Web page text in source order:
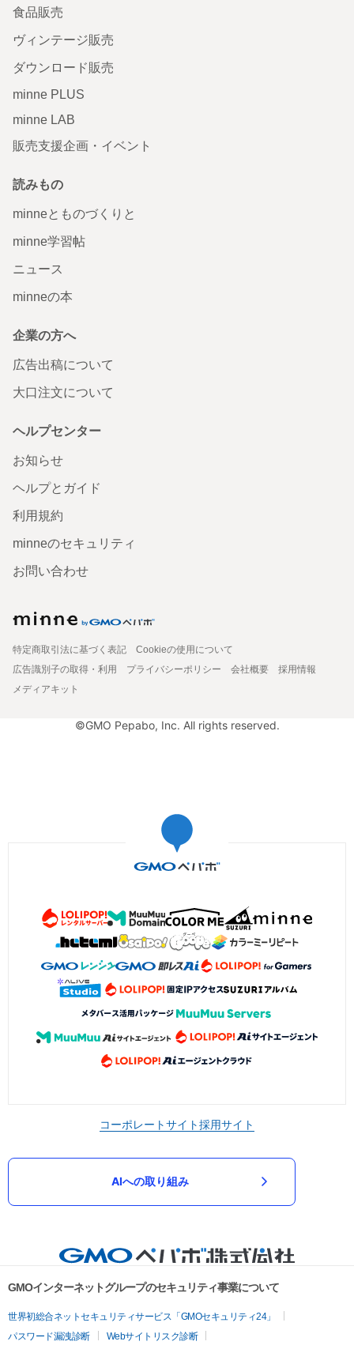
食品販売
ヴィンテージ販売
ダウンロード販売
minne PLUS
minne LAB
販売支援企画・イベント
読みもの
minneとものづくりと
minne学習帖
ニュース
minneの本
企業の方へ
広告出稿について
大口注文について
ヘルプセンター
お知らせ
ヘルプとガイド
利用規約
minneのセキュリティ
お問い合わせ
特定商取引法に基づく表記
Cookieの使用について
広告識別子の取得・利用
プライバシーポリシー 会社概要
採用情報
メディアキット
©GMO Pepabo, Inc. All rights reserved.
コーポレートサイト採用サイト
AIへの取り組み
GMOインターネットグループのセキュリティ事業について
世界初総合ネットセキュリティサービス「GMOセキュリティ24」
パスワード漏洩診断
Webサイトリスク診断